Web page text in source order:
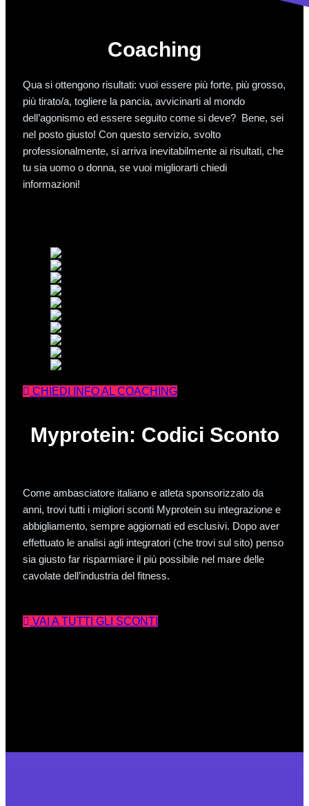
Coaching
Qua si ottengono risultati: vuoi essere più forte, più grosso,
più tirato/a, togliere la pancia, avvicinarti al mondo
dell’agonismo ed essere seguito come si deve? Bene, sei
nel posto giusto! Con questo servizio, svolto
professionalmente, si arriva inevitabilmente ai risultati, che
tu sia uomo o donna, se vuoi migliorarti chiedi
informazioni!
CHIEDI INFO AL COACHING
Myprotein: Codici Sconto
Come ambasciatore italiano e atleta sponsorizzato da
anni, trovi tutti i migliori sconti Myprotein su integrazione e
abbigliamento, sempre aggiornati ed esclusivi. Dopo aver
effettuato le analisi agli integratori (che trovi sul sito) penso
sia giusto far risparmiare il più possibile nel mare delle
cavolate dell’industria del fitness.
VAI A TUTTI GLI SCONTI